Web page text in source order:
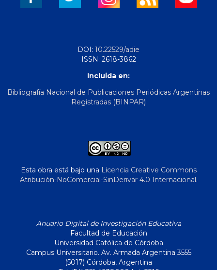
DOI: 10.22529/adie
ISSN: 2618-3862
Incluida en:
Bibliografía Nacional de Publicaciones Periódicas Argentinas
Registradas (BINPAR)
Esta obra está bajo una Licencia Creative Commons
Atribución-NoComercial-SinDerivar 4.0 Internacional.
Anuario Digital de Investigación Educativa
Facultad de Educación
Universidad Católica de Córdoba
Campus Universitario. Av. Armada Argentina 3555
(5017) Córdoba, Argentina